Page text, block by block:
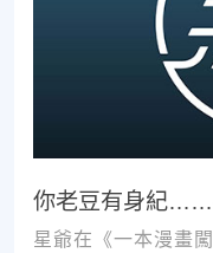
你老豆有身紀……
星爺在《一本漫畫